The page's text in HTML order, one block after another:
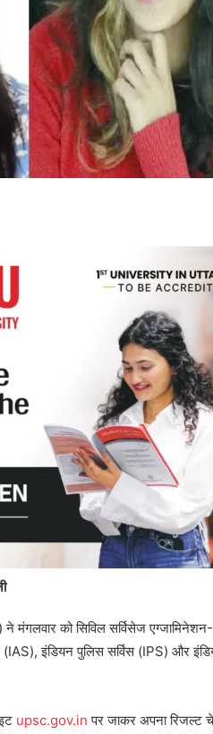
को सिविल सर्विसेज
(IAS), इंडियन पुलिस सर्विस (IPS) और
upsc.gov.in पर जाकर अपना